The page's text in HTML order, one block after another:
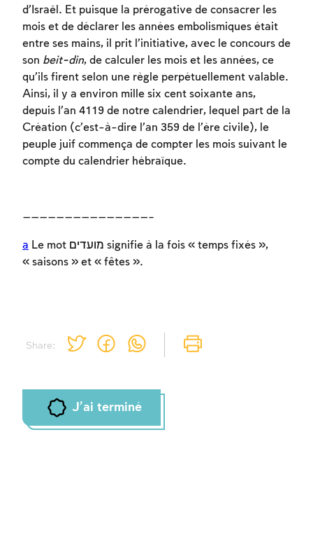
Share:
d’Israël. Et puisque la prérogative de consacrer les
mois et de déclarer les années embolismiques était
entre ses mains, il prit l’initiative, avec le concours de
son beit-din, de calculer les mois et les années, ce
qu’ils firent selon une règle perpétuellement valable.
Ainsi, il y a environ mille six cent soixante ans,
depuis l’an 4119 de notre calendrier, lequel part de la
Création (c’est-à-dire l’an 359 de l’ère civile), le
peuple juif commença de compter les mois suivant le
compte du calendrier hébraïque.
———————————————–
a Le mot מועדים signifie à la fois « temps fixés »,
« saisons » et « fêtes ».
J'ai terminé